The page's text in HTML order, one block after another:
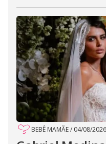
BEBÊ MAMÃE/ 04/08/2026